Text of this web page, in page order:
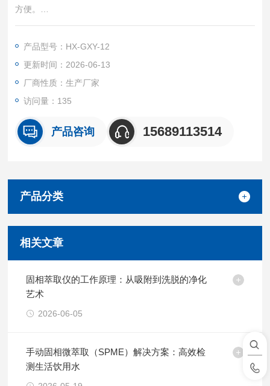
方便。
5、多通道可独立控制，接头耐腐蚀。
产品型号：HX-GXY-12
更新时间：2026-06-13
厂商性质：生产厂家
访问量：135
产品咨询 15689113514
产品分类
相关文章
固相萃取仪的工作原理：从吸附到洗脱的净化
艺术
2026-06-05
手动固相微萃取（SPME）解决方案：高效检
测生活饮用水